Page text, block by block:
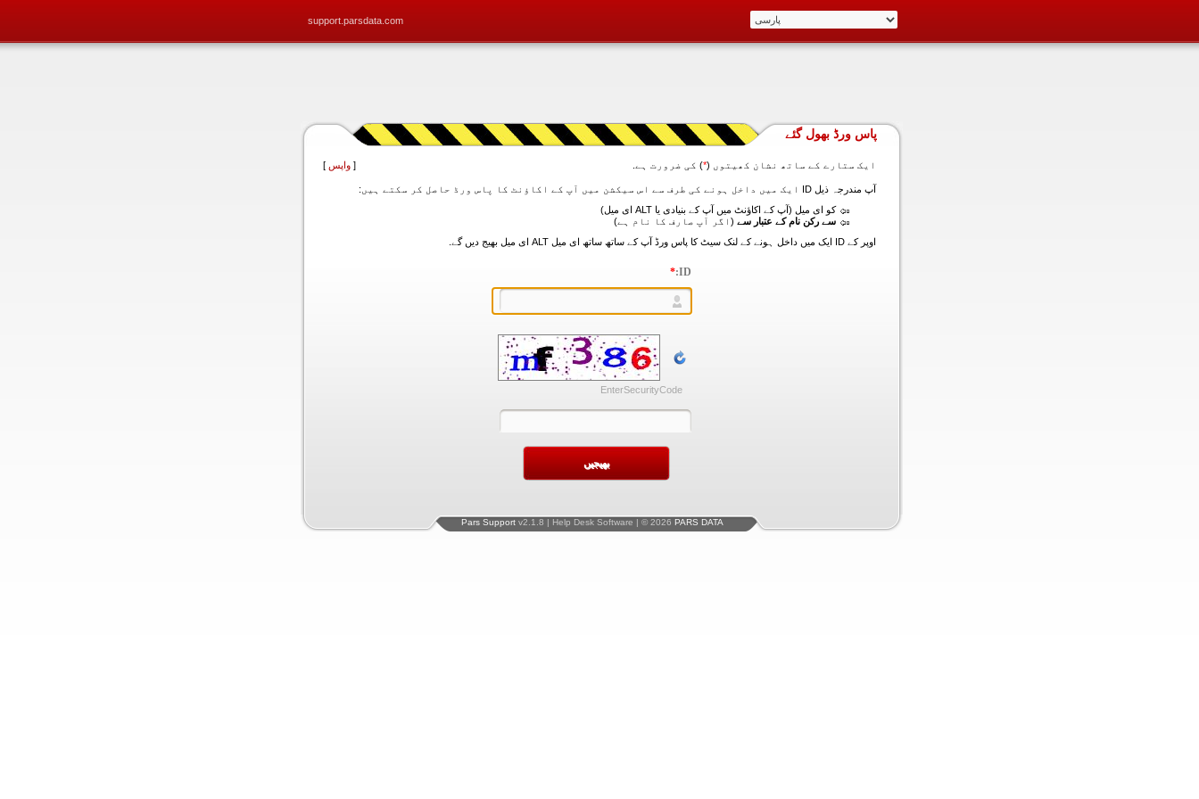
support.parsdata.com
پاس ورڈ بھول گئے
ایک ستارے کے ساتھ نشان کھیتوں (*) کی ضرورت ہے. [ واپس ]
آپ مندرجہ ذیل ID ایک میں داخل ہونے کی طرف سے اس سیکشن میں آپ کے اکاؤنٹ کا پاس ورڈ حاصل کر سکتے ہیں:
کو ای میل (آپ کے اکاؤنٹ میں آپ کے بنیادی یا ALT ای میل)
سے رکن نام کے عتبار سے (اگر آپ صارف کا نام ہے)
اوپر کے ID ایک میں داخل ہونے کے لنک سیٹ کا پاس ورڈ آپ کے ساتھ ساتھ ای میل ALT ای میل بھیج دیں گے.
ID:
*
EnterSecurityCode
Pars Support v2.1.8 | Help Desk Software | © 2026 PARS DATA